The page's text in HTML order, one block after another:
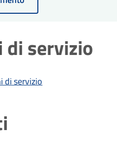
di servizio
di servizio